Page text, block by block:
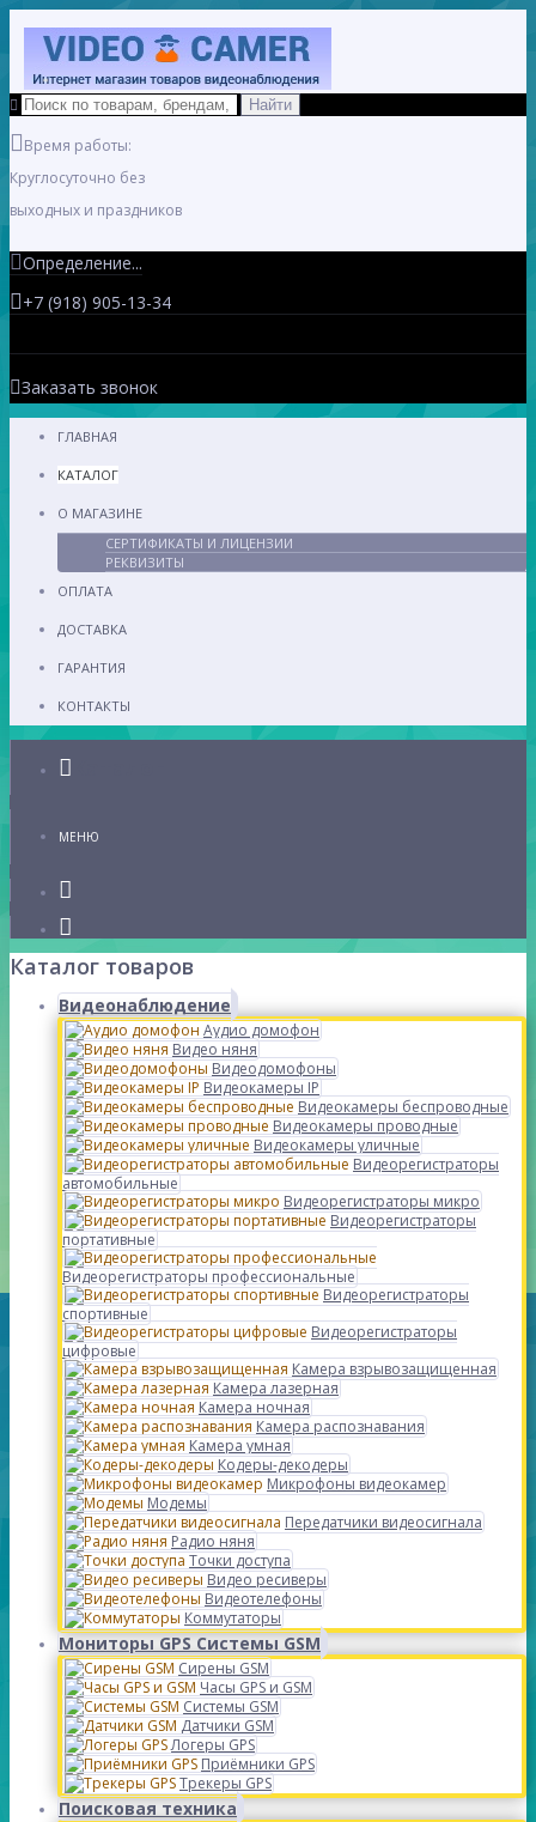
Время работы:
Круглосуточно без
выходных и праздников
Определение...
+7 (918) 905-13-34
Заказать звонок
ГЛАВНАЯ
КАТАЛОГ
О МАГАЗИНЕ
СЕРТИФИКАТЫ И ЛИЦЕНЗИИ
РЕКВИЗИТЫ
ОПЛАТА
ДОСТАВКА
ГАРАНТИЯ
КОНТАКТЫ
МЕНЮ
Каталог товаров
Видеонаблюдение
Аудио домофон
Видео няня
Видеодомофоны
Видеокамеры IP
Видеокамеры беспроводные
Видеокамеры проводные
Видеокамеры уличные
Видеорегистраторы
автомобильные
Видеорегистраторы микро
Видеорегистраторы
портативные
Видеорегистраторы профессиональные
Видеорегистраторы
спортивные
Видеорегистраторы
цифровые
Камера взрывозащищенная
Камера лазерная
Камера ночная
Камера распознавания
Камера умная
Кодеры-декодеры
Микрофоны видеокамер
Модемы
Передатчики видеосигнала
Радио няня
Точки доступа
Видео ресиверы
Видеотелефоны
Коммутаторы
Мониторы GPS Системы GSM
Сирены GSM
Часы GPS и GSM
Системы GSM
Датчики GSM
Логеры GPS
Приёмники GPS
Трекеры GPS
Поисковая техника